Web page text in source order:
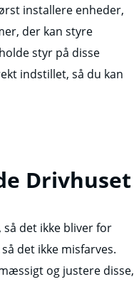
installere enheder,
der kan styre
styr på disse
indstillet, så du kan
Drivhuset
det ikke bliver for
det ikke misfarves.
og justere disse,